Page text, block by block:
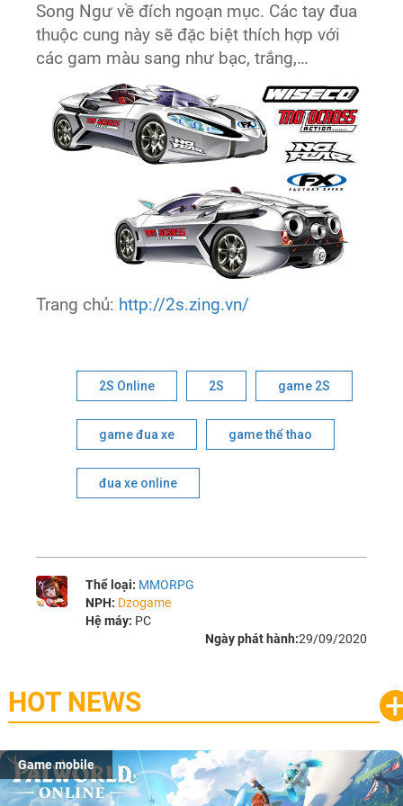
Song Ngư về đích ngoạn mục. Các tay đua
thuộc cung này sẽ đặc biệt thích hợp với
các gam màu sang như bạc, trắng,…
Trang chủ: http://2s.zing.vn/
2S Online 2S game 2S
game đua xe game thể thao
đua xe online
Thể loại: MMORPG
NPH: Dzogame
Hệ máy: PC
Ngày phát hành:29/09/2020
HOT NEWS
Game mobile